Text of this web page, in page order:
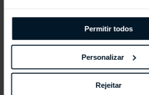
Permitir todos
Personalizar
Rejeitar